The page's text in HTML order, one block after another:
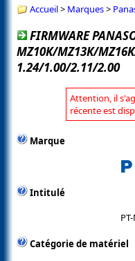
Accueil> Marques>
FIRMWARE
MZ10K/MZ13K/
1.24/1.00/2.11/2.00
Attention, il
récente est
Marque
Intitulé
Catégorie de matériel